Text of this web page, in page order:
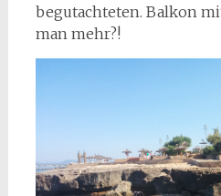
begutachteten. Balkon
man mehr?!